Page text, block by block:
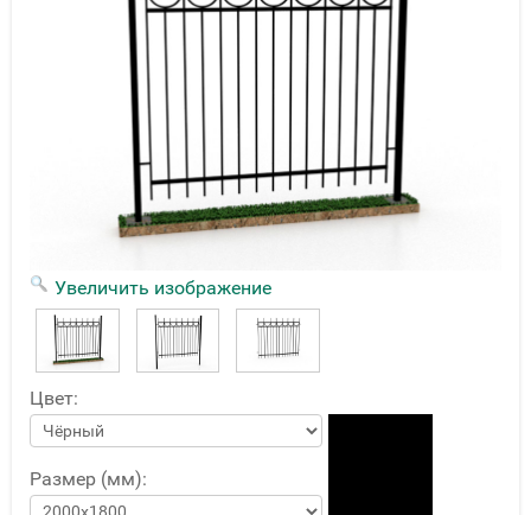
Увеличить изображение
Цвет:
Размер (мм):